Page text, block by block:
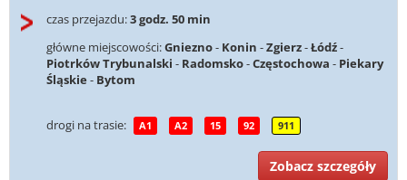
czas przejazdu:3 godz. 50 min
główne miejscowości:Gniezno- Konin -Zgierz-Łódź-
Piotrków Trybunalski - Radomsko-Częstochowa - Piekary
Śląskie - Bytom
drogi na trasie: A1 A2 15 92 911
Zobacz szczegóły